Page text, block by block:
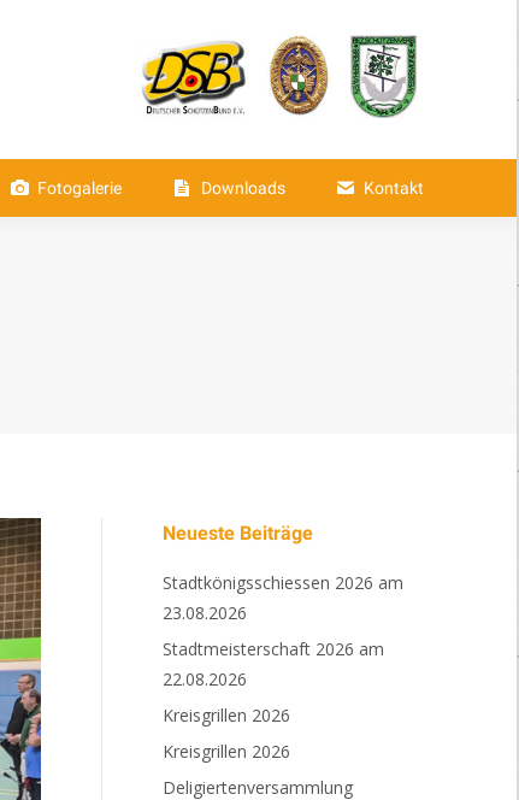
Fotogalerie Downloads Kontakt
Neueste Beiträge
Stadtkönigsschiessen 2026 am
23.08.2026
Stadtmeisterschaft 2026 am
22.08.2026
Kreisgrillen 2026
Kreisgrillen 2026
Deligiertenversammlung